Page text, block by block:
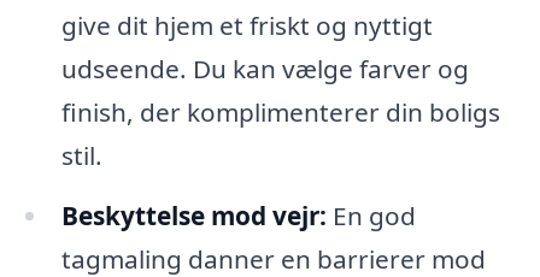
give dit hjem et friskt og nyttigt
udseende. Du kan vælge farver og
finish, der komplimenterer din boligs
stil.
Beskyttelse mod vejr: En god
tagmaling danner en barrierer mod